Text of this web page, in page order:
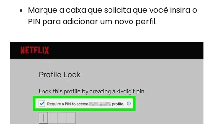
Marque a caixa que solicita que você insira o
PIN para adicionar um novo perfil.